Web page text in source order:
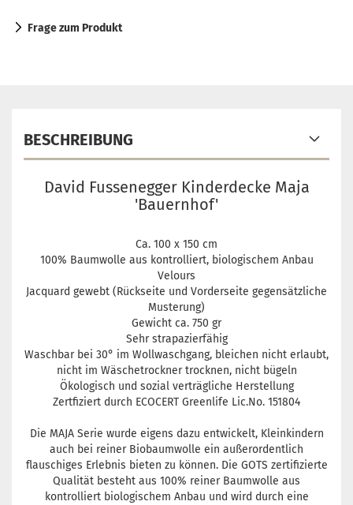
Frage zum Produkt
BESCHREIBUNG
David Fussenegger Kinderdecke Maja
'Bauernhof'
Ca. 100 x 150 cm
100% Baumwolle aus kontrolliert, biologischem Anbau
Velours
Jacquard gewebt (Rückseite und Vorderseite gegensätzliche
Musterung)
Gewicht ca. 750 gr
Sehr strapazierfähig
Waschbar bei 30° im Wollwaschgang, bleichen nicht erlaubt,
nicht im Wäschetrockner trocknen, nicht bügeln
Ökologisch und sozial verträgliche Herstellung
Zertfiziert durch ECOCERT Greenlife Lic.No. 151804
Die MAJA Serie wurde eigens dazu entwickelt, Kleinkindern
auch bei reiner Biobaumwolle ein außerordentlich
flauschiges Erlebnis bieten zu können. Die GOTS zertifizierte
Qualität besteht aus 100% reiner Baumwolle aus
kontrolliert biologischem Anbau und wird durch eine